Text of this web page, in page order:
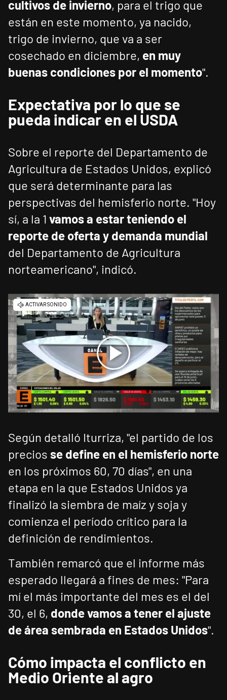
cultivos de invierno, para el trigo que
están en este momento, ya nacido,
trigo de invierno, que va a ser
cosechado en diciembre, en muy
buenas condiciones por el momento".
Expectativa por lo que se
pueda indicar en el USDA
Sobre el reporte del Departamento de
Agricultura de Estados Unidos, explicó
que será determinante para las
perspectivas del hemisferio norte. "Hoy
sí, a la 1 vamos a estar teniendo el
reporte de oferta y demanda mundial
del Departamento de Agricultura
norteamericano", indicó.
Según detalló Iturriza, "el partido de los
precios se define en el hemisferio norte
en los próximos 60, 70 días", en una
etapa en la que Estados Unidos ya
finalizó la siembra de maíz y soja y
comienza el período crítico para la
definición de rendimientos.
También remarcó que el informe más
esperado llegará a fines de mes: "Para
mí el más importante del mes es el del
30, el 6, donde vamos a tener el ajuste
de área sembrada en Estados Unidos".
Cómo impacta el conflicto en
Medio Oriente al agro